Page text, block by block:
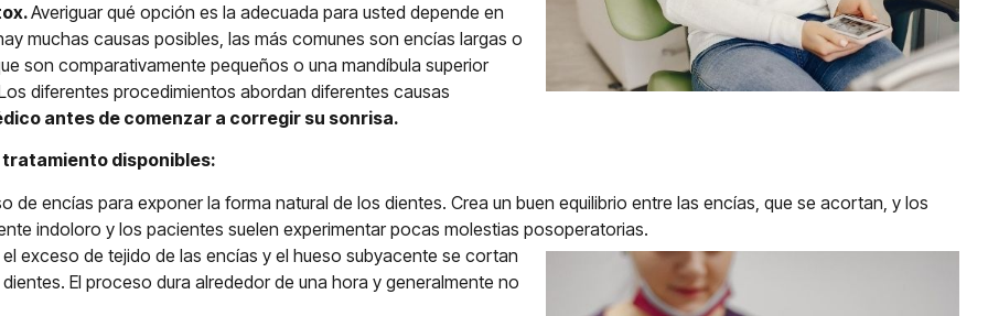
Averiguar qué opción es la adecuada para usted depende en
muchas causas posibles, las más comunes son encías largas o
son comparativamente pequeños o una mandíbula superior
diferentes procedimientos abordan diferentes causas
antes de comenzar a corregir su sonrisa.
tratamiento disponibles:
de encías para exponer la forma natural de los dientes. Crea un buen equilibrio entre las encías, que se acortan, y los
indoloro y los pacientes suelen experimentar pocas molestias posoperatorias.
exceso de tejido de las encías y el hueso subyacente se cortan
El proceso dura alrededor de una hora y generalmente no